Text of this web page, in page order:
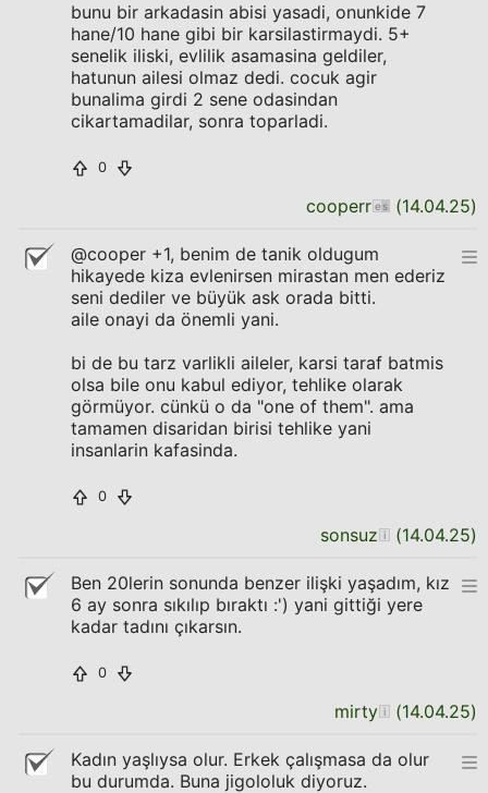
bunu bir arkadasin abisi yasadi, onunkide 7
hane/10 hane gibi bir karsilastirmaydi. 5+
senelik iliski, evlilik asamasina geldiler,
hatunun ailesi olmaz dedi. cocuk agir
bunalima girdi 2 sene odasindan
cikartamadilar, sonra toparladi.
0
cooperr (14.04.25)
@cooper +1, benim de tanik oldugum
hikayede kiza evlenirsen mirastan men ederiz
seni dediler ve büyük ask orada bitti.
aile onayi da önemli yani.
bi de bu tarz varlikli aileler, karsi taraf batmis
olsa bile onu kabul ediyor, tehlike olarak
görmüyor. cünkü o da "one of them". ama
tamamen disaridan birisi tehlike yani
insanlarin kafasinda.
0
sonsuz (14.04.25)
Ben 20lerin sonunda benzer ilişki yaşadım, kız
6 ay sonra sıkılıp bıraktı :') yani gittiği yere
kadar tadını çıkarsın.
0
mirty (14.04.25)
Kadın yaşlıysa olur. Erkek çalışmasa da olur
bu durumda. Buna jigololuk diyoruz.